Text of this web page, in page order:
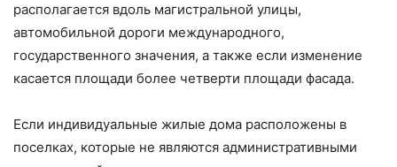
располагается вдоль магистральной улицы,
автомобильной дороги международного,
государственного значения, а также если изменение
касается площади более четверти площади фасада.
Если индивидуальные жилые дома расположены в
поселках, которые не являются административными